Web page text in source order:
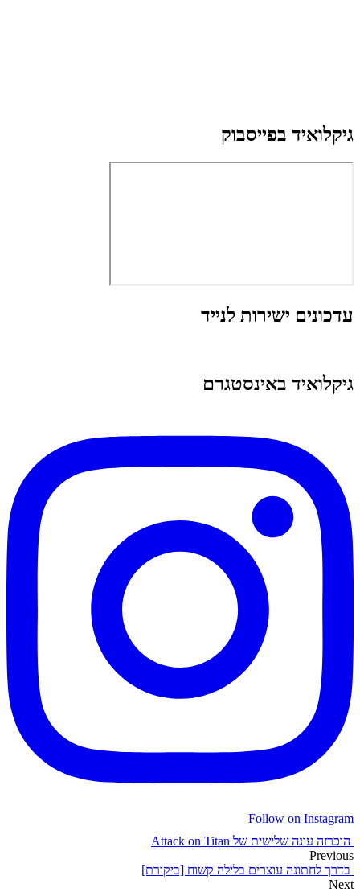
גיקלואיד בפייסבוק
עדכונים ישירות לנייד
גיקלואיד באינסטגרם
Follow on Instagram
הוכרזה עונה שלישית של Attack on Titan
Previous
בדרך לחתונה עוצרים בלילה קשוח [ביקורת]
Next